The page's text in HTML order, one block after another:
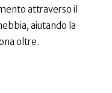
attraverso il
aiutando la
oltre.